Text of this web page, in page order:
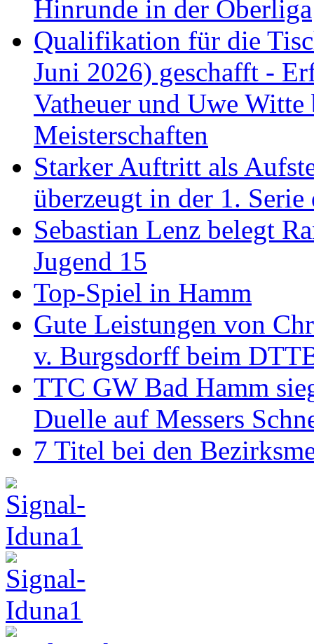
Hinrunde in der Oberliga
Qualifikation für die
Juni 2026) geschafft -
Vatheuer und Uwe Witte
Meisterschaften
Starker Auftritt als
überzeugt in der 1.
Sebastian Lenz belegt
Jugend 15
Top-Spiel in Hamm
Gute Leistungen von
v. Burgsdorff beim
TTC GW Bad Hamm
Duelle auf Messers
7 Titel bei den